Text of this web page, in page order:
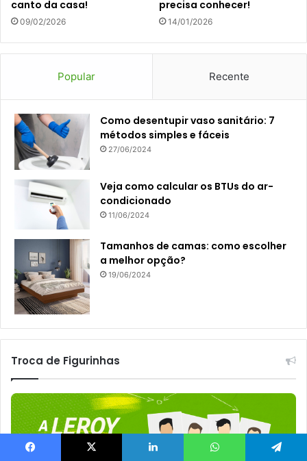
canto da casa!
09/02/2026
precisa conhecer!
14/01/2026
Popular Recente
Como desentupir vaso sanitário: 7
métodos simples e fáceis
27/06/2024
Veja como calcular os BTUs do ar-
condicionado
11/06/2024
Tamanhos de camas: como escolher
a melhor opção?
19/06/2024
Troca de Figurinhas